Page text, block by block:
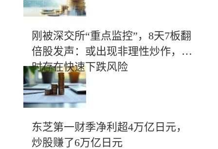
刚被深交所“重点监控”，8天7板翻
倍股发声：或出现非理性炒作，随
时存在快速下跌风险
东芝第一财季净利超4万亿日元，
炒股赚了6万亿日元